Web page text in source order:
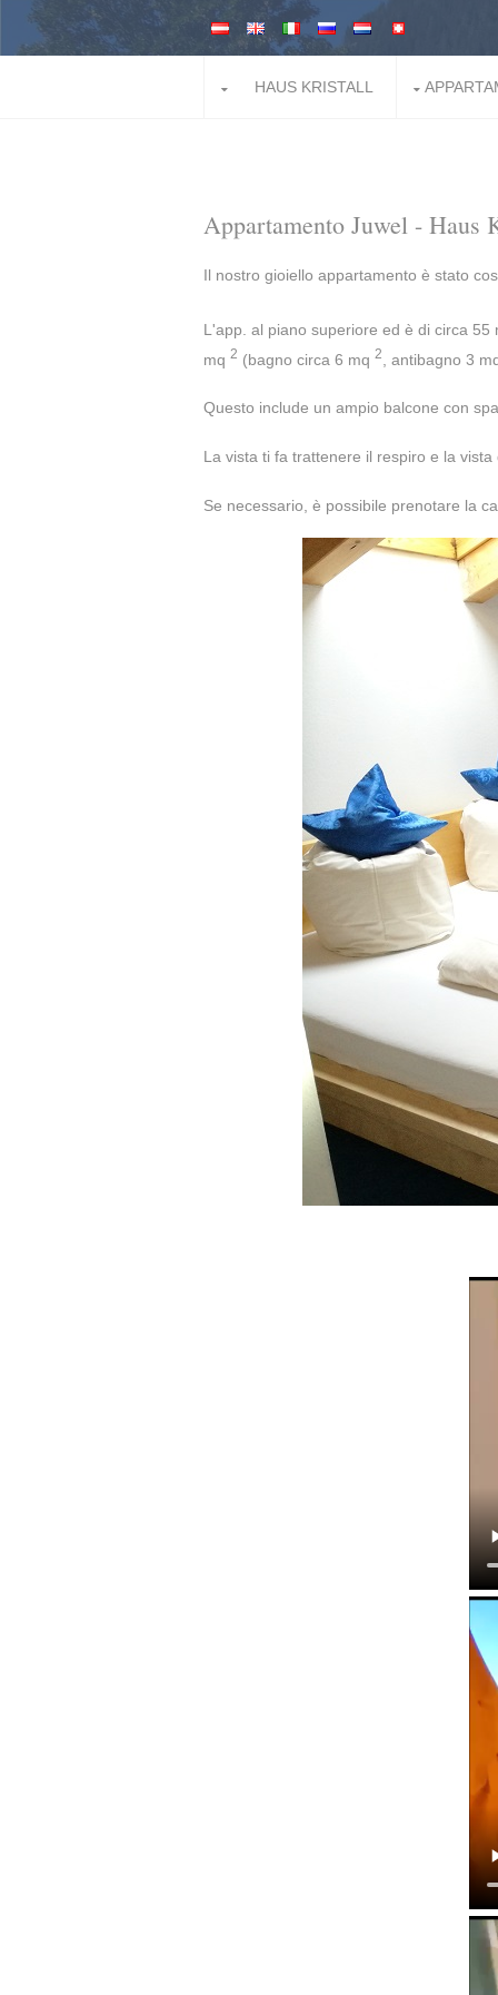
HAUS KRISTALL
Appartamento Juwel - Haus
Il nostro gioiello appartamento è stato
L'app. al piano superiore ed è di circa 55
mq 2 (bagno circa 6 mq 2 , antibagno 3
Questo include un ampio balcone con
La vista ti fa trattenere il respiro e la
Se necessario, è possibile prenotare la